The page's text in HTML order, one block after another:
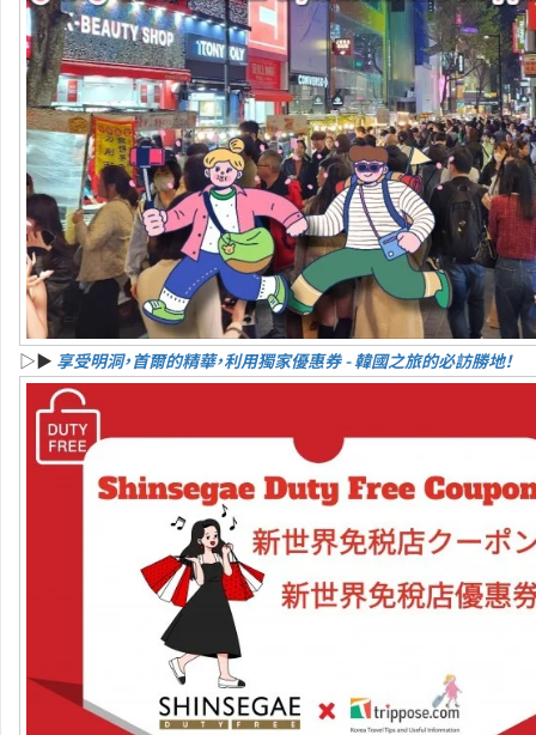
▷▶ 享受明洞，首爾的精華，利用獨家優惠券 - 韓國之旅的必訪勝地！